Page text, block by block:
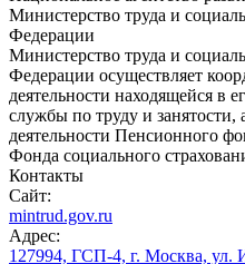
Министерство труда и
Федерации
Министерство труда и
Федерации осуществляет
деятельности находящейся в
службы по труду и
деятельности Пенсионного
Фонда социального
Контакты
Сайт:
mintrud.gov.ru
Адрес:
127994, ГСП-4, г. Москва, ул.